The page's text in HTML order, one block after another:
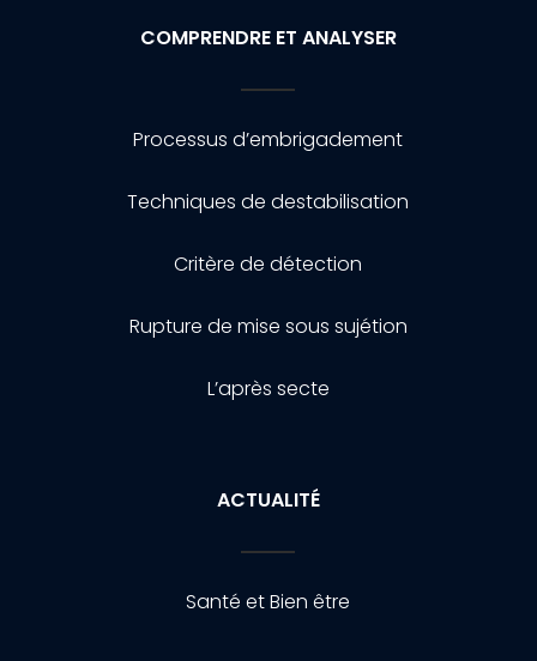
COMPRENDRE ET ANALYSER
Processus d’embrigadement
Techniques de destabilisation
Critère de détection
Rupture de mise sous sujétion
L’après secte
ACTUALITÉ
Santé et Bien être